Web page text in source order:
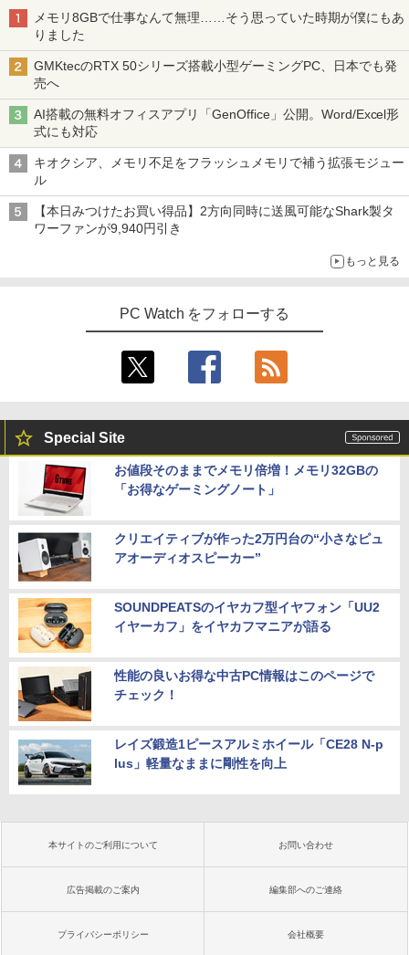
メモリ8GBで仕事なんて無理……そう思っていた時期が僕にもあ
りました
GMKtecのRTX 50シリーズ搭載小型ゲーミングPC、日本でも発
売へ
AI搭載の無料オフィスアプリ「GenOffice」公開。Word/Excel形
式にも対応
キオクシア、メモリ不足をフラッシュメモリで補う拡張モジュー
ル
【本日みつけたお買い得品】2方向同時に送風可能なShark製タ
ワーファンが9,940円引き
もっと見る
PC Watch をフォローする
Special Site
お値段そのままでメモリ倍増！メモリ32GBの
「お得なゲーミングノート」
クリエイティブが作った2万円台の“小さなピュ
アオーディオスピーカー”
SOUNDPEATSのイヤカフ型イヤフォン「UU2
イヤーカフ」をイヤカフマニアが語る
性能の良いお得な中古PC情報はこのページで
チェック！
レイズ鍛造1ピースアルミホイール「CE28 N-p
lus」軽量なままに剛性を向上
本サイトのご利用について お問い合わせ
広告掲載のご案内 編集部へのご連絡
プライバシーポリシー 会社概要